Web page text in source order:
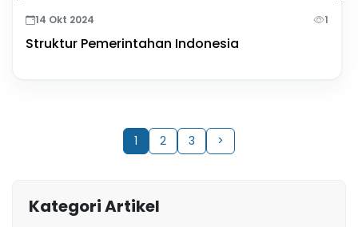
14 Okt 2024 1
Struktur Pemerintahan Indonesia
1 2 3 >
Kategori Artikel